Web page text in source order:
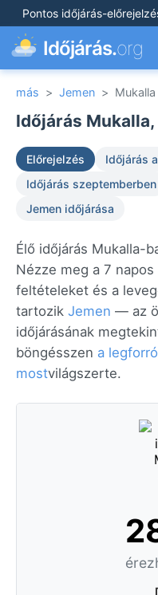
Pontos időjárás-
Időjárás.org
más > Jemen > Mukalla
Időjárás
Előrejelzés
Időjárás
Időjárás szeptemberben
Jemen időjárása
Élő időjárás Mukalla-
Nézze meg a 7
feltételeket és a
tartozik Jemen — az
időjárásának
böngésszen a
mostvilágszerte.